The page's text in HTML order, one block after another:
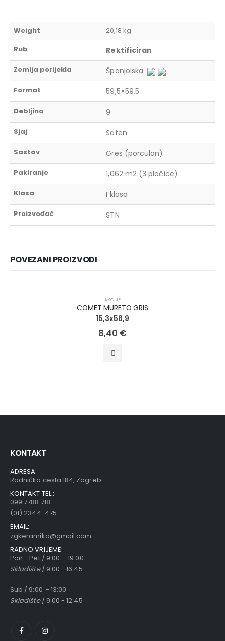
Weight
20,18 kg
Rub
Rektificiran
Zemlja porijekla Španjolska
Format 59,5×59,5
Debljina 9
Sjaj Saten
Sastav Gres (porculan)
Pakiranje 1,062 m2 (3 pločice)
Klasa I klasa
Proizvođač STN
POVEZANI PROIZVODI
AKCIJE
COMET MURETO GRIS
15,3x58,9
8,40 €
KONTAKT
ADRESA:
Radnička cesta 184, Zagreb
KONTAKT TEL.:
099 7788 718
(01) 2344-475
EMAIL:
zgkeramika@gmail.com
RADNO VRIJEME:
Pon - Pet / 9:00 - 19:00
Skladište/ 9:00 - 16:45
Sub / 9:00 - 13:00
Skladište/ 9:00 - 12:45